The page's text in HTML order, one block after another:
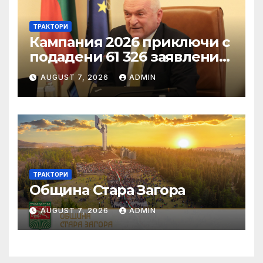
ТРАКТОРИ
Кампания 2026 приключи с
подадени 61 326 заявления
за подпомагане
AUGUST 7, 2026 ADMIN
ТРАКТОРИ
Община Стара Загора
AUGUST 7, 2026 ADMIN